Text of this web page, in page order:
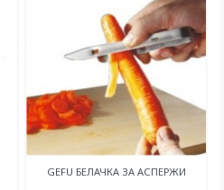
GEFU БЕЛАЧКА ЗА АСПЕРЖИ